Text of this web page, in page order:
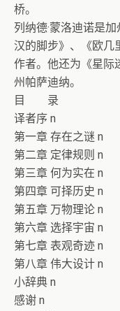
桥。
列纳德·蒙洛迪诺是
汉的脚步》、《欧几
作者。他还为《星际
州帕萨迪纳。
目 录
译者序 n
第一章 存在之谜 n
第二章 定律规则 n
第三章 何为实在 n
第四章 可择历史 n
第五章 万物理论 n
第六章 选择宇宙 n
第七章 表观奇迹 n
第八章 伟大设计 n
小辞典 n
感谢 n